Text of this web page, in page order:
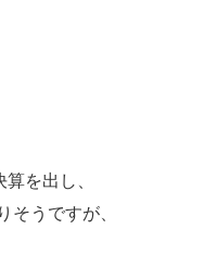
を出し、
そうですが、